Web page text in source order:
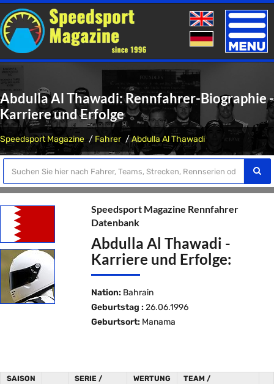
Toggle
Abdulla Al Thawadi: Rennfahrer-Biographie -
Karriere und Erfolge
Speedsport Magazine Fahrer Abdulla Al Thawadi
Speedsport Magazine Rennfahrer
Datenbank
Abdulla Al Thawadi -
Karriere und Erfolge:
Nation: Bahrain
Geburtstag : 26.06.1996
Geburtsort: Manama
SAISON
SERIE /
WERTUNG
TEAM /